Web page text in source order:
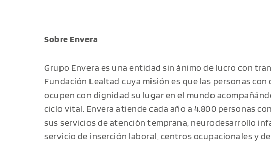
Sobre Envera
Grupo Envera es una entidad sin ánimo de lucro con
Fundación Lealtad cuya misión es que las personas
ocupen con dignidad su lugar en el mundo
ciclo vital. Envera atiende cada año a 4.800 personas
sus servicios de atención temprana, neurodesarrollo
servicio de inserción laboral, centros ocupacionales y